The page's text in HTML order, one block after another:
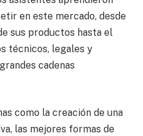
en este mercado, desde
sus productos hasta el
técnicos, legales y
cadenas
como la creación de una
las mejores formas de